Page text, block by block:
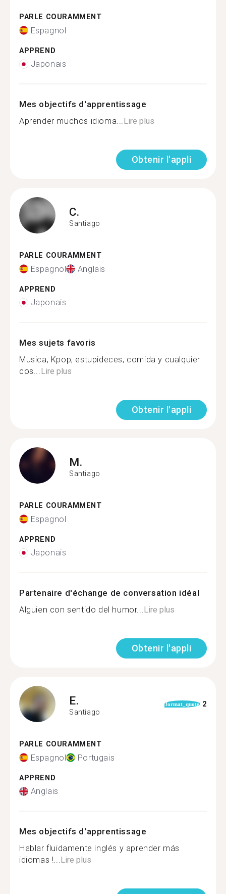
PARLE COURAMMENT
Espagnol
APPREND
Japonais
Mes objectifs d'apprentissage
Aprender muchos idioma...Lire plus
Obtenir l'appli
C.
Santiago
PARLE COURAMMENT
Espagnol Anglais
APPREND
Japonais
Mes sujets favoris
Musica, Kpop, estupideces, comida y cualquier
cos...Lire plus
Obtenir l'appli
M.
Santiago
PARLE COURAMMENT
Espagnol
APPREND
Japonais
Partenaire d'échange de conversation idéal
Alguien con sentido del humor...Lire plus
Obtenir l'appli
E.
Santiago
format_quote 2
PARLE COURAMMENT
Espagnol Portugais
APPREND
Anglais
Mes objectifs d'apprentissage
Hablar fluidamente inglés y aprender más
idiomas !...Lire plus